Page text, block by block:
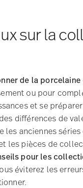
sur la
de la porcelaine
ou pour
et se
différences de
anciennes
les pièces de
pour les
éviterez les